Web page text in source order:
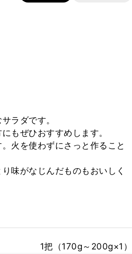
ラダです。
もぜひおすすめします。
火を使わずにさっと作ること
味がなじんだものもおいしく
1把（170g～200g×1）